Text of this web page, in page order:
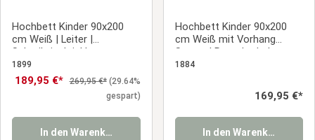
Hochbett Kinder 90x200
cm Weiß | Leiter |
Schreibtisch inkl.
1899
Verkaufspreis:
189,95 €* Regulärer Preis:
269,95 €* (29.64%
gespart)
In den Warenkorb
Hochbett Kinder 90x200
cm Weiß mit Vorhang
Sterne | Rutsche | ohne
Lattenrost
1884
Regulärer Preis:
169,95 €*
In den Warenkorb